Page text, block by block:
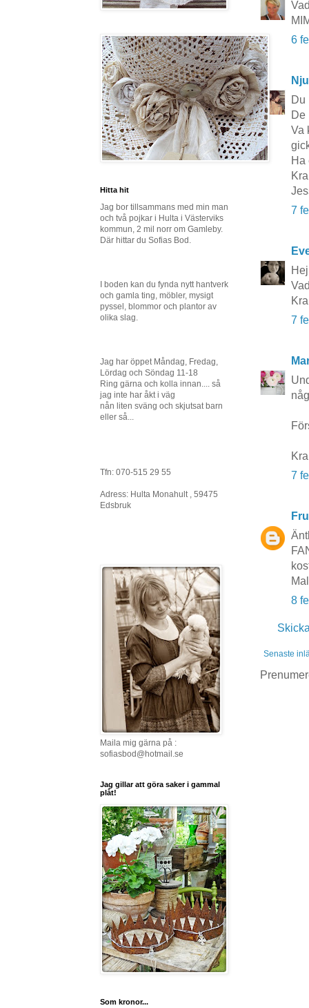
6
Du
De
Va
Ha
7
7
7
8
Senaste
Hitta hit
Jag bor tillsammans med min man
och två pojkar i Hulta i Västerviks
kommun, 2 mil norr om Gamleby.
Där hittar du Sofias Bod.
I boden kan du fynda nytt hantverk
och gamla ting, möbler, mysigt
pyssel, blommor och plantor av
olika slag.
Jag har öppet Måndag, Fredag,
Lördag och Söndag 11-18
Ring gärna och kolla innan.... så
jag inte har åkt i väg
nån liten sväng och skjutsat barn
eller så...
Tfn: 070-515 29 55
Adress: Hulta Monahult , 59475
Edsbruk
Maila mig gärna på :
sofiasbod@hotmail.se
Jag gillar att göra saker i gammal
plåt!
Som kronor...